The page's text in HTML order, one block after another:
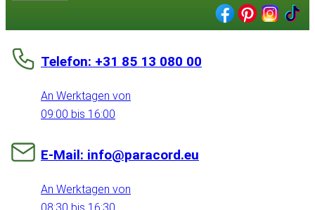
Telefon: +31 85 13 080 00
An Werktagen von
09:00 bis 16:00
E-Mail: info@paracord.eu
An Werktagen von